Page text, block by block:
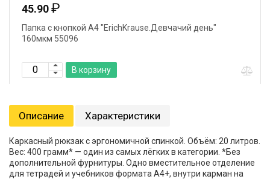
45.90₽
Папка с кнопкой А4 "ErichKrause.Девчачий день"
160мкм 55096
В корзину
Описание Характеристики
Каркасный рюкзак с эргономичной спинкой. Объём: 20 литров.
Вес: 400 грамм* — один из самых лёгких в категории. *Без
дополнительной фурнитуры. Одно вместительное отделение
для тетрадей и учебников формата А4+, внутри карман на